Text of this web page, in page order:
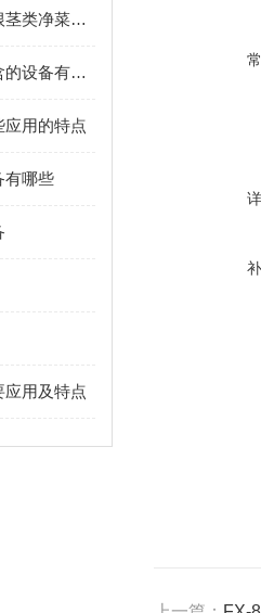
叶菜类净菜加工和根茎类净菜加工这个两种模式的区别是什么？
净菜加工设备中包含的设备有哪些
应用的特点
有哪些
应用及特点